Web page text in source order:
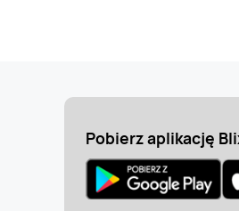
Pobierz aplikację